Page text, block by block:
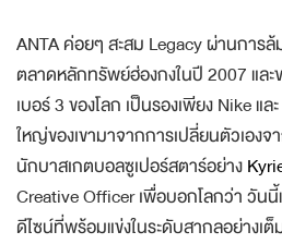
ANTA ค่อยๆ สะสม Legacy ผ่านการ
ตลาดหลักทรัพย์ฮ่องกงในปี 2007 และ
เบอร์ 3 ของโลก เป็นรองเพียง Nike แ
ใหญ่ของเขามาจากการเปลี่ยนตัวเองจ
นักบาสเกตบอลซูเปอร์สตาร์อย่าง
Creative Officer เพื่อบอกโลกว่า วัน
ดีไซน์ที่พร้อมแข่งในระดับสากลอย่างเ